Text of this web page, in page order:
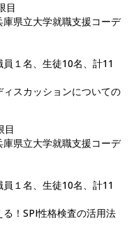
目
立大学就職支援コーデ
１名、生徒10名、計11
スカッションについての
目
立大学就職支援コーデ
１名、生徒10名、計11
！SPI性格検査の活用法